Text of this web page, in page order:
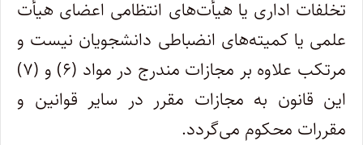
تخلفات اداری یا هیأت‌های انتظامی اعضای هیأت
علمی یا کمیته‌های انضباطی دانشجویان نیست و
مرتکب علاوه بر مجازات مندرج در مواد (۶) و (۷)
این قانون به مجازات مقرر در سایر قوانین و
مقررات محکوم می‌گردد.